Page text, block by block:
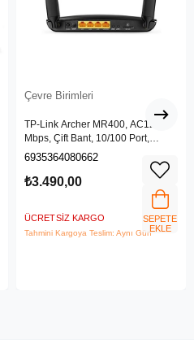
Çevre Birimleri
TP-Link Archer MR400, AC1200
Mbps, Çift Bant, 10/100 Port,
4G/3G SIM Yuvası, Kablosuz 4G
6935364080662
₺3.490,00
ÜCRETSIZ KARGO
Tahmini Kargoya Teslim: Aynı Gün
SEPETE
EKLE